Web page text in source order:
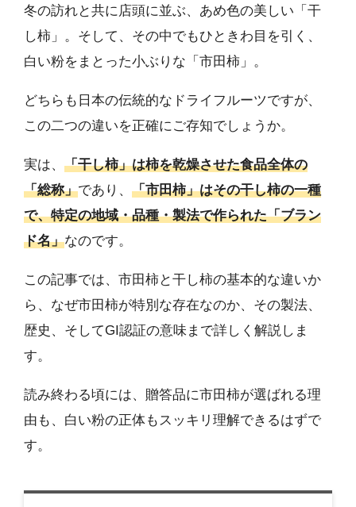
冬の訪れと共に店頭に並ぶ、あめ色の美しい「干
し柿」。そして、その中でもひときわ目を引く、
白い粉をまとった小ぶりな「市田柿」。
どちらも日本の伝統的なドライフルーツですが、
この二つの違いを正確にご存知でしょうか。
実は、 「干し柿」は柿を乾燥させた食品全体の
「総称」であり、 「市田柿」はその干し柿の一種
で、特定の地域・品種・製法で作られた「ブラン
ド名」なのです。
この記事では、市田柿と干し柿の基本的な違いか
ら、なぜ市田柿が特別な存在なのか、その製法、
歴史、そしてGI認証の意味まで詳しく解説しま
す。
読み終わる頃には、贈答品に市田柿が選ばれる理
由も、白い粉の正体もスッキリ理解できるはずで
す。